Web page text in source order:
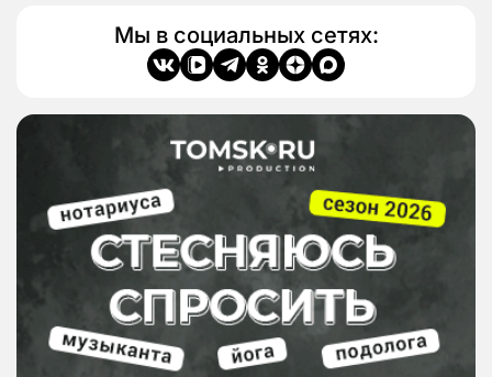
Мы в социальных сетях: